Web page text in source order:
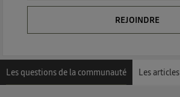
REJOINDRE
Les questions de la communauté Les articles